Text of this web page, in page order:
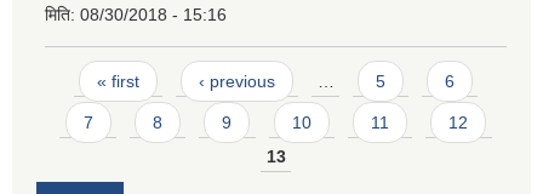
मिति: 08/30/2018 - 15:16
Pages
« first ‹ previous 5 6
7 8 9 10 11
12
13